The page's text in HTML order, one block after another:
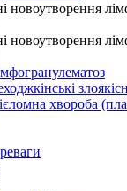
новоутворення
новоутворення
хвороба